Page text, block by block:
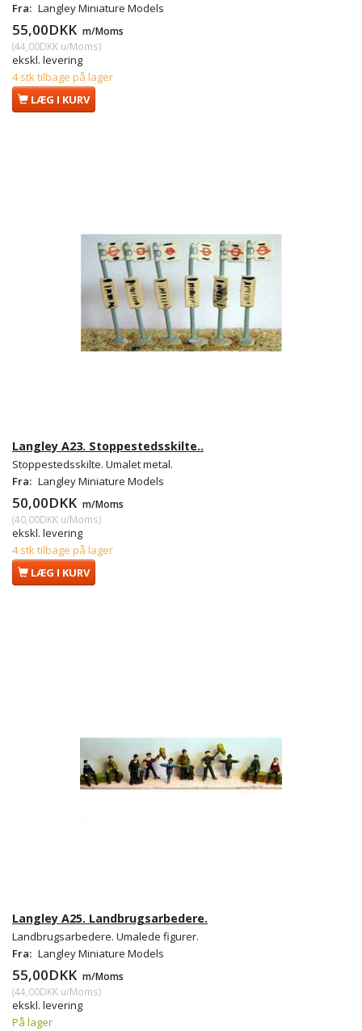
Fra: Langley Miniature Models
55,00DKK m/Moms
(44,00DKK u/Moms)
ekskl. levering
4 stk tilbage på lager
LÆG I KURV
Langley A23. Stoppestedsskilte..
Stoppestedsskilte. Umalet metal.
Fra: Langley Miniature Models
50,00DKK m/Moms
(40,00DKK u/Moms)
ekskl. levering
4 stk tilbage på lager
LÆG I KURV
Langley A25. Landbrugsarbedere.
Landbrugsarbedere. Umalede figurer.
Fra: Langley Miniature Models
55,00DKK m/Moms
(44,00DKK u/Moms)
ekskl. levering
På lager